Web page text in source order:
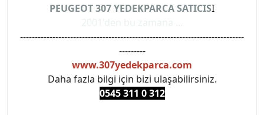
PEUGEOT 307 YEDEKPARCA SATICISI
----------------------------------------------------------------------------
---------
www.307yedekparca.com
Daha fazla bilgi için bizi ulaşabilirsiniz.
0545 311 0 312